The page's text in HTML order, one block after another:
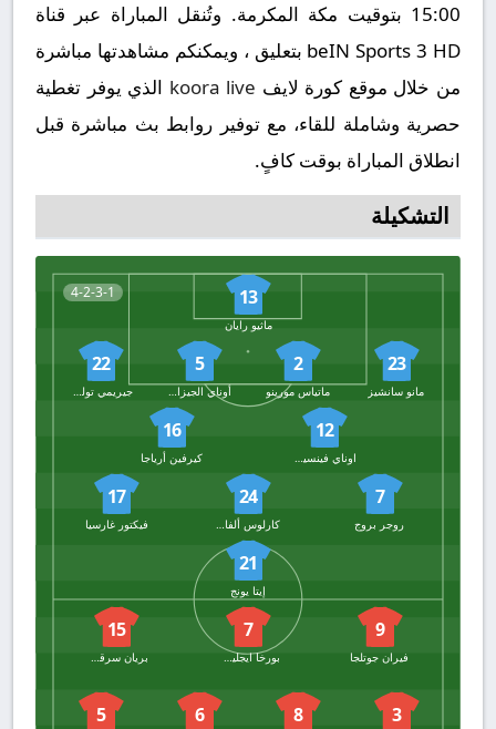
15:00 بتوقيت مكة المكرمة. وتُنقل المباراة عبر قناة
beIN Sports 3 HD بتعليق ، ويمكنكم مشاهدتها مباشرة
من خلال موقع كورة لايف koora live الذي يوفر تغطية
حصرية وشاملة للقاء، مع توفير روابط بث مباشرة قبل
انطلاق المباراة بوقت كافٍ.
التشكيلة
4-2-3-1 13
ماثيو رايان
23
مانو سانشيز
2
ماتياس مورينو
5
أوناي الجيزابال
22
جيريمي تولجان
12
اوناي فينسيدور
16
كيرفين أرياجا
7
روجر بروج
24
كارلوس ألفاريز
17
فيكتور غارسيا
21
إيتا يونج
9
فيران جوتلجا
7
بورخا ايجليسياس
15
بريان سرقسطة
3
8
6
5